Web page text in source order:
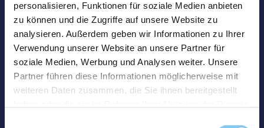
personalisieren, Funktionen für soziale Medien anbieten
zu können und die Zugriffe auf unsere Website zu
analysieren. Außerdem geben wir Informationen zu Ihrer
Verwendung unserer Website an unsere Partner für
soziale Medien, Werbung und Analysen weiter. Unsere
Partner führen diese Informationen möglicherweise mit
weiteren Daten zusammen, die Sie ihnen bereitgestellt